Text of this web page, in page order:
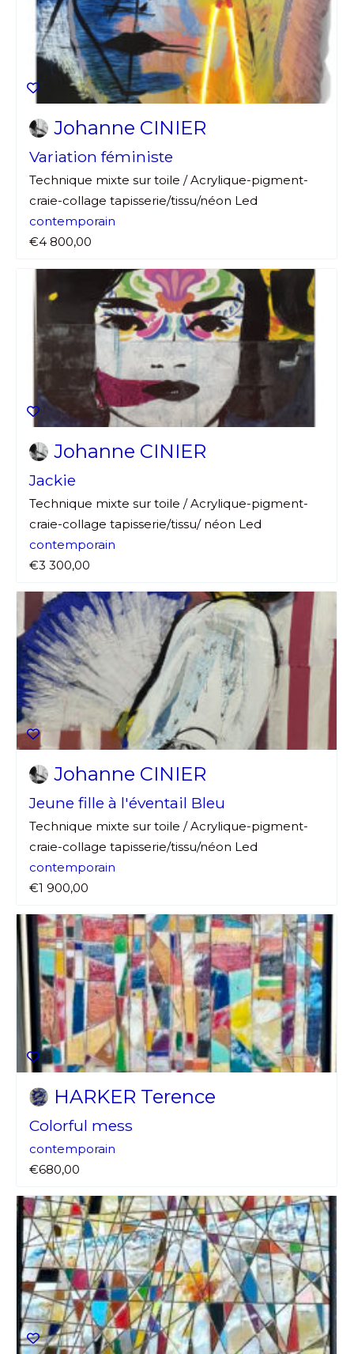
Johanne CINIER
Variation féministe
Technique mixte sur toile / Acrylique-pigment-
craie-collage tapisserie/tissu/néon Led
contemporain
€4 800,00
Johanne CINIER
Jackie
Technique mixte sur toile / Acrylique-pigment-
craie-collage tapisserie/tissu/ néon Led
contemporain
€3 300,00
Johanne CINIER
Jeune fille à l'éventail Bleu
Technique mixte sur toile / Acrylique-pigment-
craie-collage tapisserie/tissu/néon Led
contemporain
€1 900,00
HARKER Terence
Colorful mess
contemporain
€680,00